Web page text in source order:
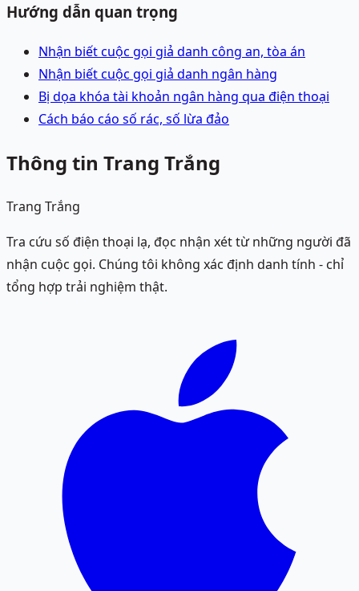
Hướng dẫn quan trọng
Nhận biết cuộc gọi giả danh công an, tòa án
Nhận biết cuộc gọi giả danh ngân hàng
Bị dọa khóa tài khoản ngân hàng qua điện thoại
Cách báo cáo số rác, số lừa đảo
Thông tin Trang Trắng
Trang Trắng
Tra cứu số điện thoại lạ, đọc nhận xét từ những người đã
nhận cuộc gọi. Chúng tôi không xác định danh tính - chỉ
tổng hợp trải nghiệm thật.